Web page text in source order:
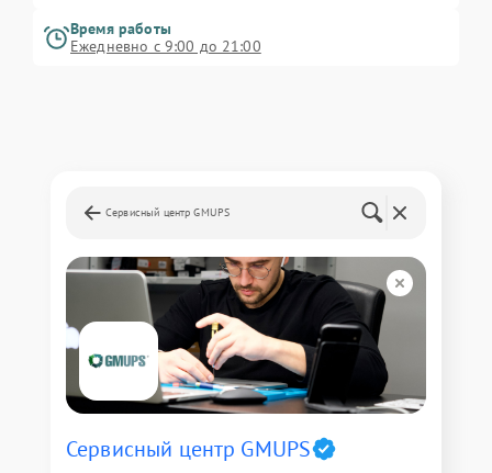
Время работы
Ежедневно с 9:00 до 21:00
Сервисный центр GMUPS
Сервисный центр GMUPS